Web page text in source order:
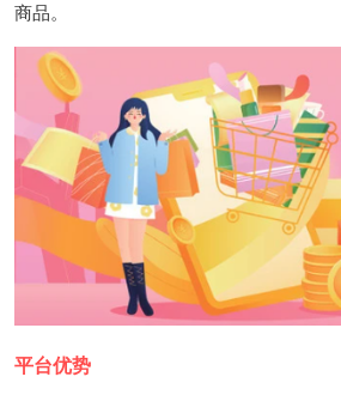
商品。
平台优势